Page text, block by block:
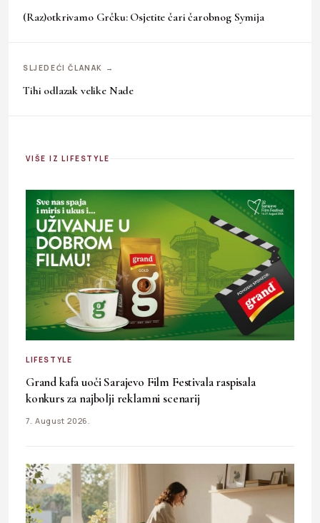
(Raz)otkrivamo Grčku: Osjetite čari čarobnog Symija
SLJEDEĆI ČLANAK →
Tihi odlazak velike Nade
VIŠE IZ LIFESTYLE
LIFESTYLE
Grand kafa uoči Sarajevo Film Festivala raspisala
konkurs za najbolji reklamni scenarij
7. August 2026.